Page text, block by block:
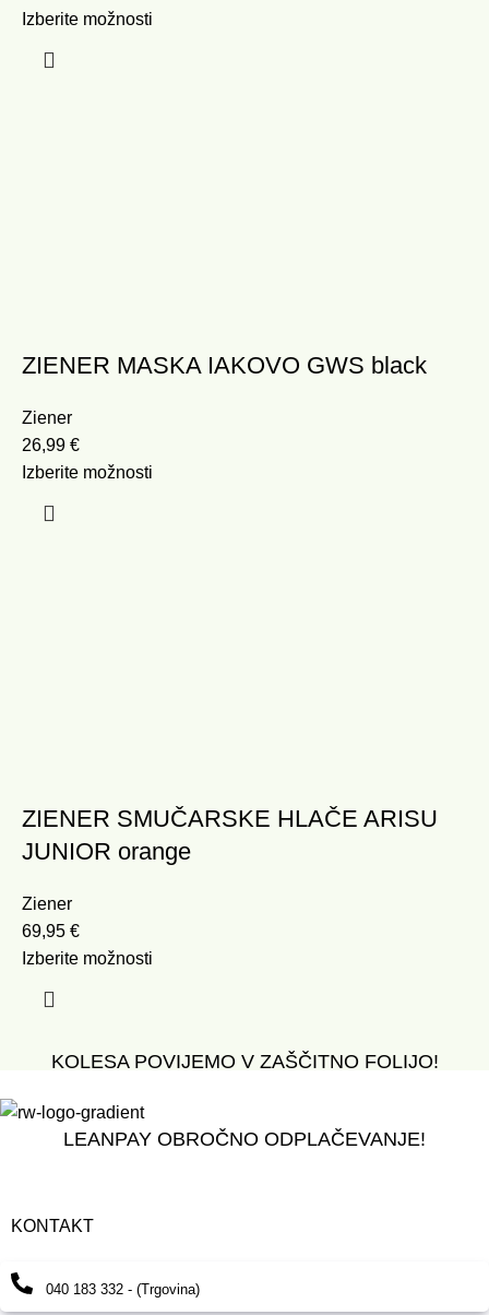
Izberite možnosti
ZIENER MASKA IAKOVO GWS black
Ziener
26,99 €
Izberite možnosti
ZIENER SMUČARSKE HLAČE ARISU
JUNIOR orange
Ziener
69,95 €
Izberite možnosti
KOLESA POVIJEMO V ZAŠČITNO FOLIJO!
LEANPAY OBROČNO ODPLAČEVANJE!
KONTAKT
040 183 332 - (Trgovina)